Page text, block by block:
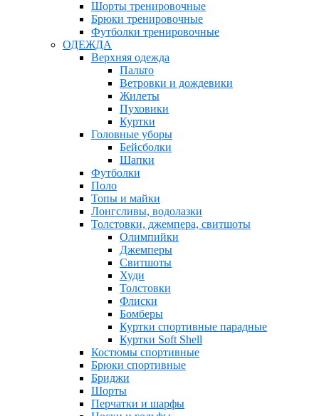
Шорты тренировочные
Брюки тренировочные
Футболки тренировочные
ОДЕЖДА
Верхняя одежда
Пальто
Ветровки и дождевики
Жилеты
Пуховики
Куртки
Головные уборы
Бейсболки
Шапки
Футболки
Поло
Топы и майки
Лонгсливы, водолазки
Толстовки, джемпера, свитшоты
Олимпийки
Джемперы
Свитшоты
Худи
Толстовки
Флиски
Бомберы
Куртки спортивные парадные
Куртки Soft Shell
Костюмы спортивные
Брюки спортивные
Бриджи
Шорты
Перчатки и шарфы